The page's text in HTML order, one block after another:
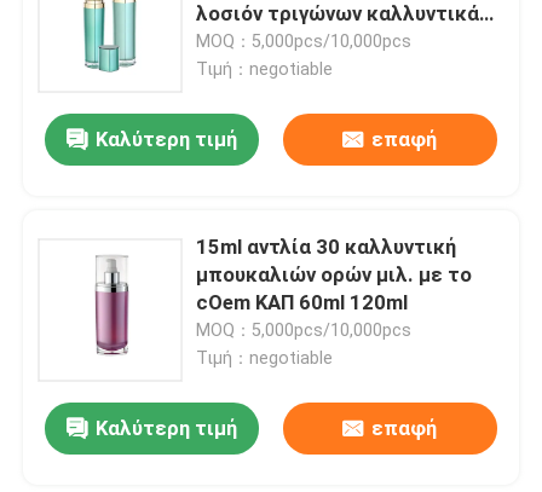
Προϊόντα
Σχετικά με εμάς
Γύρος εργοστασίων
λοσιόν τριγώνων καλλυντικά
με την αντλία
MOQ：5,000pcs/10,000pcs
Τιμή：negotiable
Καλύτερη τιμή επαφή
15ml αντλία 30 καλλυντική
μπουκαλιών ορών μιλ. με το
cOem ΚΑΠ 60ml 120ml
MOQ：5,000pcs/10,000pcs
Τιμή：negotiable
Καλύτερη τιμή επαφή